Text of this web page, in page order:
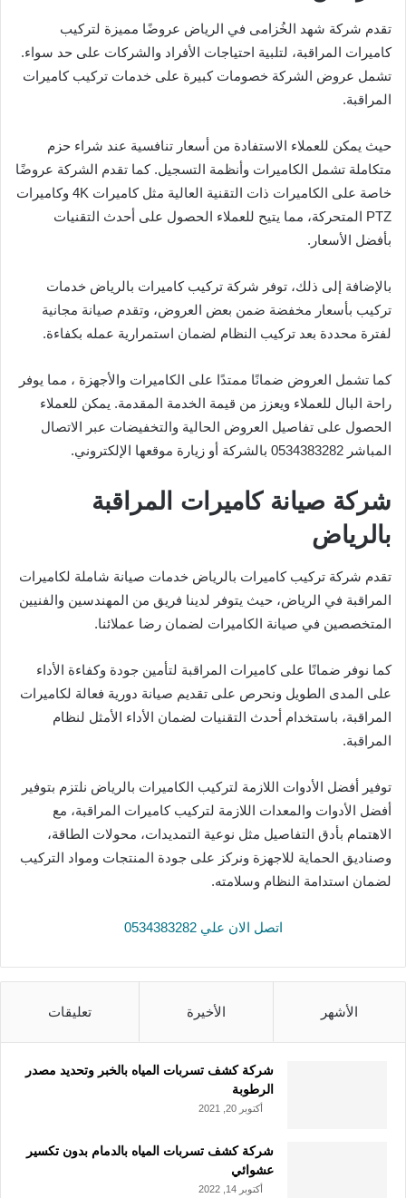
تقدم شركة شهد الخُزامى في الرياض عروضًا مميزة لتركيب
كاميرات المراقبة، لتلبية احتياجات الأفراد والشركات على حد سواء.
تشمل عروض الشركة خصومات كبيرة على خدمات تركيب كاميرات
المراقبة.
حيث يمكن للعملاء الاستفادة من أسعار تنافسية عند شراء حزم
متكاملة تشمل الكاميرات وأنظمة التسجيل. كما تقدم الشركة عروضًا
خاصة على الكاميرات ذات التقنية العالية مثل كاميرات 4K وكاميرات
PTZ المتحركة، مما يتيح للعملاء الحصول على أحدث التقنيات
بأفضل الأسعار.
بالإضافة إلى ذلك، توفر شركة تركيب كاميرات بالرياض خدمات
تركيب بأسعار مخفضة ضمن بعض العروض، وتقدم صيانة مجانية
لفترة محددة بعد تركيب النظام لضمان استمرارية عمله بكفاءة.
كما تشمل العروض ضمانًا ممتدًا على الكاميرات والأجهزة ، مما يوفر
راحة البال للعملاء ويعزز من قيمة الخدمة المقدمة. يمكن للعملاء
الحصول على تفاصيل العروض الحالية والتخفيضات عبر الاتصال
المباشر 0534383282 بالشركة أو زيارة موقعها الإلكتروني.
شركة صيانة كاميرات المراقبة
بالرياض
تقدم شركة تركيب كاميرات بالرياض خدمات صيانة شاملة لكاميرات
المراقبة في الرياض، حيث يتوفر لدينا فريق من المهندسين والفنيين
المتخصصين في صيانة الكاميرات لضمان رضا عملائنا.
كما نوفر ضمانًا على كاميرات المراقبة لتأمين جودة وكفاءة الأداء
على المدى الطويل ونحرص على تقديم صيانة دورية فعالة لكاميرات
المراقبة، باستخدام أحدث التقنيات لضمان الأداء الأمثل لنظام
المراقبة.
توفير أفضل الأدوات اللازمة لتركيب الكاميرات بالرياض نلتزم بتوفير
أفضل الأدوات والمعدات اللازمة لتركيب كاميرات المراقبة، مع
الاهتمام بأدق التفاصيل مثل نوعية التمديدات، محولات الطاقة،
وصناديق الحماية للاجهزة ونركز على جودة المنتجات ومواد التركيب
لضمان استدامة النظام وسلامته.
اتصل الان علي 0534383282
الأشهر الأخيرة تعليقات
شركة كشف تسربات المياه بالخبر وتحديد مصدر
الرطوبة
أكتوبر 20, 2021
شركة كشف تسربات المياه بالدمام بدون تكسير
عشوائي
أكتوبر 14, 2022